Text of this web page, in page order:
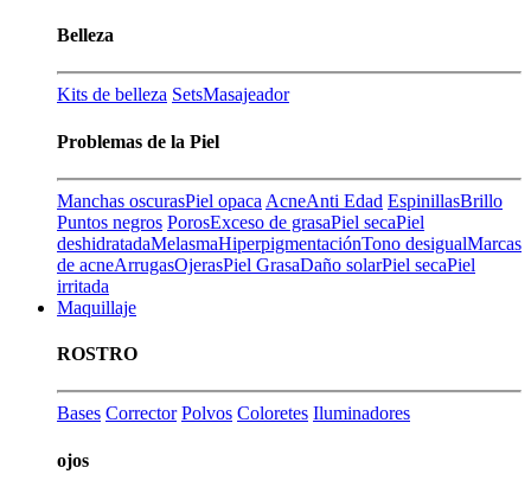
Belleza
Kits de belleza SetsMasajeador
Problemas de la Piel
Manchas oscurasPiel opaca AcneAnti Edad EspinillasBrillo
Puntos negros PorosExceso de grasaPiel secaPiel
deshidratadaMelasmaHiperpigmentaciónTono desigualMarcas
de acneArrugasOjerasPiel GrasaDaño solarPiel secaPiel
irritada
Maquillaje
ROSTRO
Bases Corrector Polvos Coloretes Iluminadores
ojos